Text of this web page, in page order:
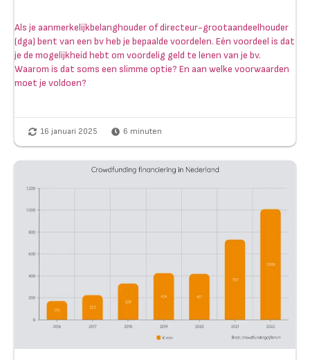
Als je aanmerkelijkbelanghouder of directeur-grootaandeelhouder
(dga) bent van een bv heb je bepaalde voordelen. Eén voordeel is dat
je de mogelijkheid hebt om voordelig geld te lenen van je bv.
Waarom is dat soms een slimme optie? En aan welke voorwaarden
moet je voldoen?
16 januari 2025 6 minuten